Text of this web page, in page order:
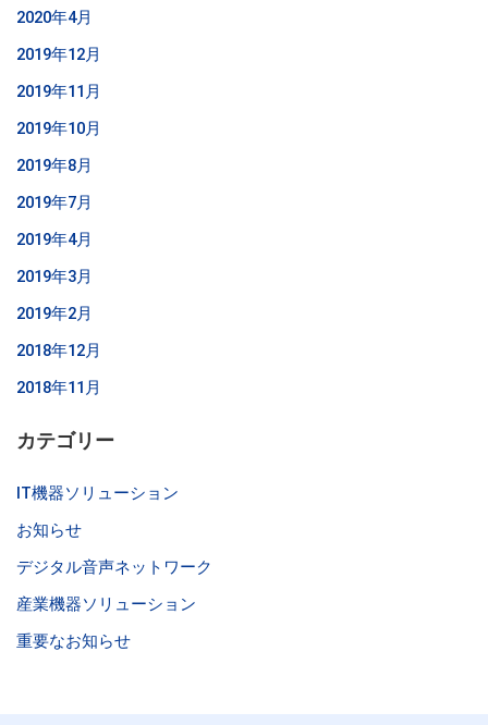
2020年4月
2019年12月
2019年11月
2019年10月
2019年8月
2019年7月
2019年4月
2019年3月
2019年2月
2018年12月
2018年11月
カテゴリー
IT機器ソリューション
お知らせ
デジタル音声ネットワーク
産業機器ソリューション
重要なお知らせ